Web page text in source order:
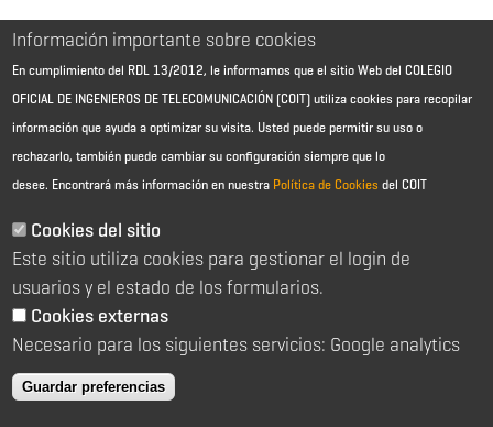
Aviso Legal - Información general
Política de cookies
Política de reembolso
Sitemap
C/ Almagro 2 1º Izqda 28010 Madrid
91 391 10 66
coit@coit.es
Información importante sobre cookies
En cumplimiento del RDL 13/2012, le informamos que el sitio Web del COLEGIO
OFICIAL DE INGENIEROS DE TELECOMUNICACIÓN (COIT) utiliza cookies para recopilar
información que ayuda a optimizar su visita. Usted puede permitir su uso o
rechazarlo, también puede cambiar su configuración siempre que lo
desee. Encontrará más información en nuestra Política de Cookies del COIT
Cookies del sitio
Este sitio utiliza cookies para gestionar el login de
usuarios y el estado de los formularios.
Cookies externas
Necesario para los siguientes servicios: Google analytics
Guardar preferencias